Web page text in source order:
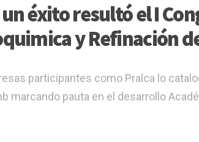
éxito resultó el I
y Refinación
participantes como Pralca lo
marcando pauta en el desarrollo